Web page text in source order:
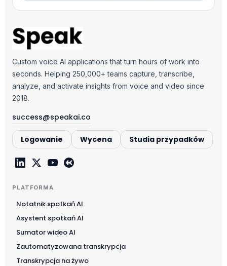
Custom voice AI applications that turn hours of work into
seconds. Helping 250,000+ teams capture, transcribe,
analyze, and activate insights from voice and video since
2018.
success@speakai.co
Logowanie Wycena Studia przypadków
PLATFORMA
Notatnik spotkań AI
Asystent spotkań AI
Sumator wideo AI
Zautomatyzowana transkrypcja
Transkrypcja na żywo